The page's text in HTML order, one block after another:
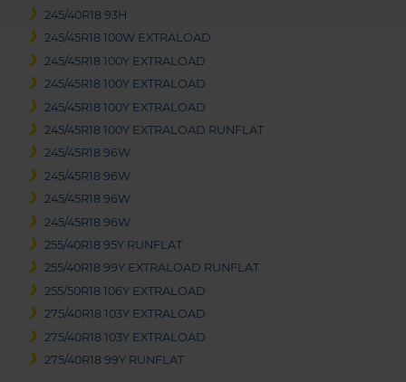
245/40R18 93H
245/45R18 100W EXTRALOAD
245/45R18 100Y EXTRALOAD
245/45R18 100Y EXTRALOAD
245/45R18 100Y EXTRALOAD
245/45R18 100Y EXTRALOAD RUNFLAT
245/45R18 96W
245/45R18 96W
245/45R18 96W
245/45R18 96W
255/40R18 95Y RUNFLAT
255/40R18 99Y EXTRALOAD RUNFLAT
255/50R18 106Y EXTRALOAD
275/40R18 103Y EXTRALOAD
275/40R18 103Y EXTRALOAD
275/40R18 99Y RUNFLAT